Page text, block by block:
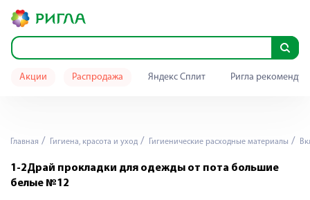
Акции Распродажа Яндекс Сплит Ригла
Главная Гигиена, красота и уход Гигиенические расходные материалы
1-2Драй прокладки для одежды от пота большие
белые №12